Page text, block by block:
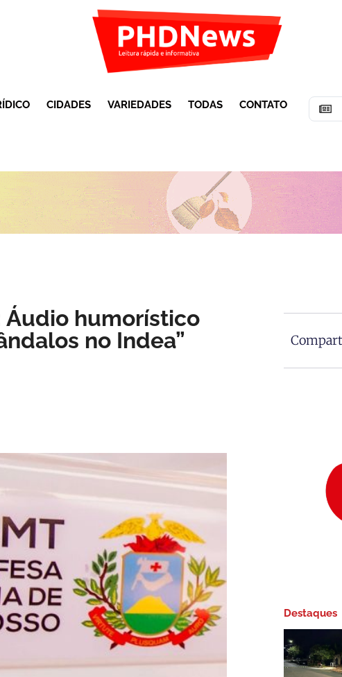
CIDADES VARIEDADES TODAS CONTATO
Áudio humorístico
no Indea”
Destaques